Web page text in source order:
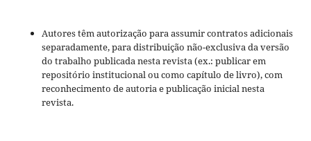
Autores têm autorização para assumir contratos adicionais
separadamente, para distribuição não-exclusiva da versão
do trabalho publicada nesta revista (ex.: publicar em
repositório institucional ou como capítulo de livro), com
reconhecimento de autoria e publicação inicial nesta
revista.